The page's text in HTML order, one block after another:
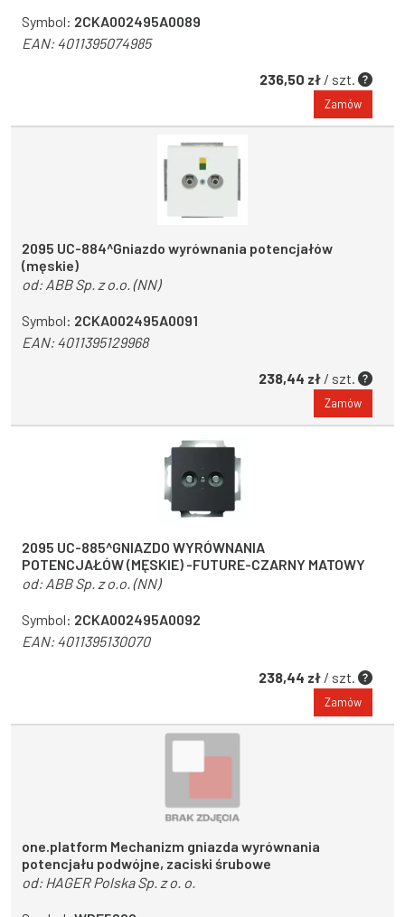
Symbol: 2CKA002495A0089
EAN:4011395074985
236,50 zł / szt.
Zamów
2095 UC-884^Gniazdo wyrównania potencjałów
(męskie)
od: ABB Sp. z o.o. (NN)
Symbol: 2CKA002495A0091
EAN:4011395129968
238,44 zł / szt.
Zamów
2095 UC-885^GNIAZDO WYRÓWNANIA
POTENCJAŁÓW (MĘSKIE) -FUTURE-CZARNY MATOWY
od: ABB Sp. z o.o. (NN)
Symbol: 2CKA002495A0092
EAN:4011395130070
238,44 zł / szt.
Zamów
one.platform Mechanizm gniazda wyrównania
potencjału podwójne, zaciski śrubowe
od: HAGER Polska Sp. z o. o.